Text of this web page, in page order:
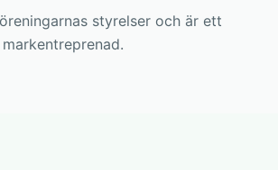
styrelser och är ett